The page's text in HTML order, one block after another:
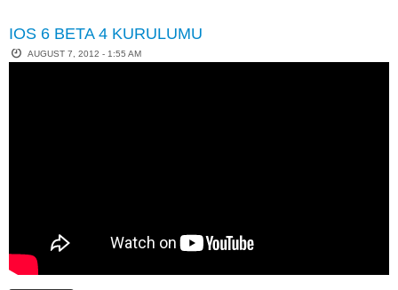
IOS 6 BETA 4 KURULUMU
AUGUST 7, 2012 - 1:55 AM